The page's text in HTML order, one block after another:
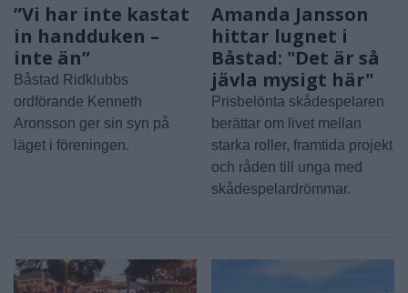
”Vi har inte kastat
in handduken –
inte än”
Båstad Ridklubbs
ordförande Kenneth
Aronsson ger sin syn på
läget i föreningen.
Amanda Jansson
hittar lugnet i
Båstad: "Det är så
jävla mysigt här"
Prisbelönta skådespelaren
berättar om livet mellan
starka roller, framtida projekt
och råden till unga med
skådespelardrömmar.